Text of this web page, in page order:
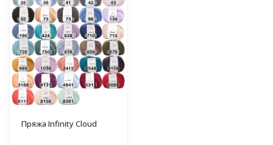
Пряжа Infinity Cloud